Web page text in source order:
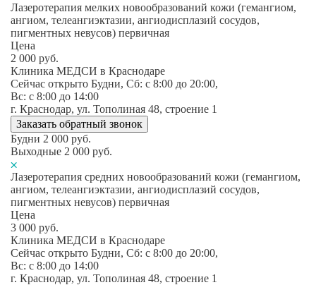
Лазеротерапия мелких новообразований кожи (гемангиом,
ангиом, телеангиэктазии, ангиодисплазий сосудов,
пигментных невусов) первичная
Цена
2 000 руб.
Клиника МЕДСИ в Краснодаре
Сейчас открыто Будни, Сб: c 8:00 до 20:00,
Вс: c 8:00 до 14:00
г. Краснодар, ул. Тополиная 48, строение 1
Заказать обратный звонок
Будни 2 000 руб.
Выходные 2 000 руб.
Лазеротерапия средних новообразований кожи (гемангиом,
ангиом, телеангиэктазии, ангиодисплазий сосудов,
пигментных невусов) первичная
Цена
3 000 руб.
Клиника МЕДСИ в Краснодаре
Сейчас открыто Будни, Сб: c 8:00 до 20:00,
Вс: c 8:00 до 14:00
г. Краснодар, ул. Тополиная 48, строение 1